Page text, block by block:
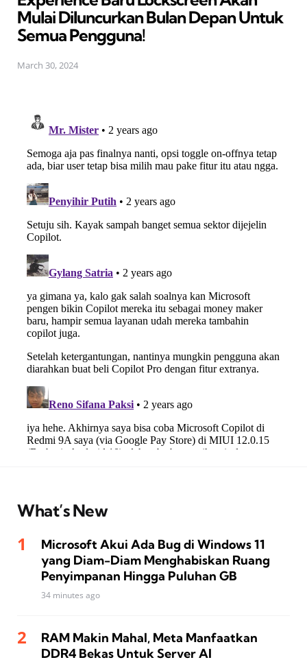
Mulai Diluncurkan Bulan Depan Untuk
Semua Pengguna!
March 30, 2024
What’s New
Microsoft Akui Ada Bug di Windows 11
yang Diam-Diam Menghabiskan Ruang
Penyimpanan Hingga Puluhan GB
34 minutes ago
RAM Makin Mahal, Meta Manfaatkan
DDR4 Bekas Untuk Server AI